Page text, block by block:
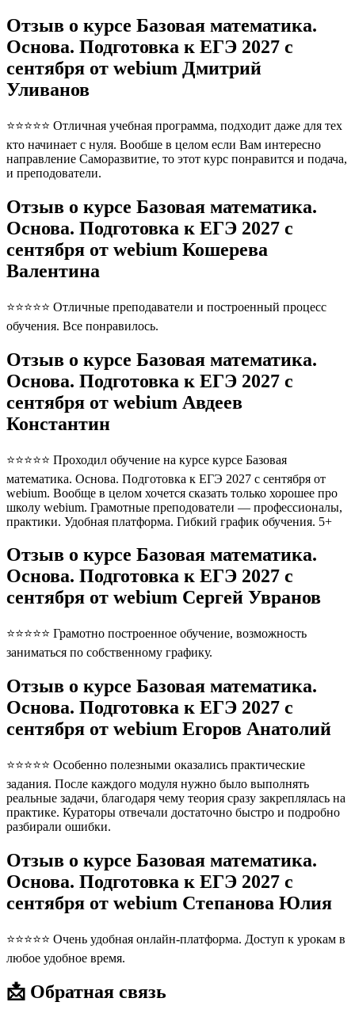
Отзыв о курсе Базовая математика.
Основа. Подготовка к ЕГЭ 2027 с
сентября от webium Дмитрий
Уливанов
⭐⭐⭐⭐⭐ Отличная учебная программа, подходит даже для тех
кто начинает с нуля. Вообше в целом если Вам интересно
направление Саморазвитие, то этот курс понравится и подача,
и преподователи.
Отзыв о курсе Базовая математика.
Основа. Подготовка к ЕГЭ 2027 с
сентября от webium Кошерева
Валентина
⭐⭐⭐⭐⭐ Отличные преподаватели и построенный процесс
обучения. Все понравилось.
Отзыв о курсе Базовая математика.
Основа. Подготовка к ЕГЭ 2027 с
сентября от webium Авдеев
Константин
⭐⭐⭐⭐⭐ Проходил обучение на курсе курсе Базовая
математика. Основа. Подготовка к ЕГЭ 2027 с сентября от
webium. Вообще в целом хочется сказать только хорошее про
школу webium. Грамотные преподователи — профессионалы,
практики. Удобная платформа. Гибкий график обучения. 5+
Отзыв о курсе Базовая математика.
Основа. Подготовка к ЕГЭ 2027 с
сентября от webium Сергей Увранов
⭐⭐⭐⭐⭐ Грамотно построенное обучение, возможность
заниматься по собственному графику.
Отзыв о курсе Базовая математика.
Основа. Подготовка к ЕГЭ 2027 с
сентября от webium Егоров Анатолий
⭐⭐⭐⭐⭐ Особенно полезными оказались практические
задания. После каждого модуля нужно было выполнять
реальные задачи, благодаря чему теория сразу закреплялась на
практике. Кураторы отвечали достаточно быстро и подробно
разбирали ошибки.
Отзыв о курсе Базовая математика.
Основа. Подготовка к ЕГЭ 2027 с
сентября от webium Степанова Юлия
⭐⭐⭐⭐⭐ Очень удобная онлайн-платформа. Доступ к урокам в
любое удобное время.
📩 Обратная связь